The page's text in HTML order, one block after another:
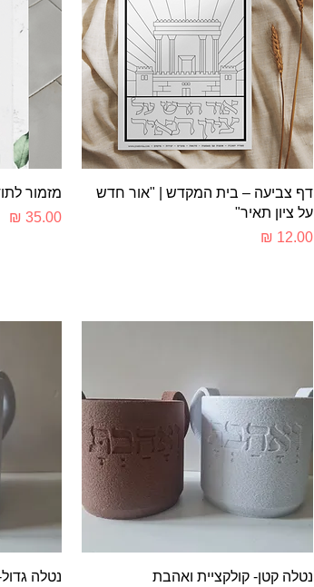
תצוגה מהירה
דף צביעה – בית המקדש | "אור חדש
על ציון תאיר"
מחיר‏12.00 ‏₪
מזמור
מחיר
תצוגה מהירה
נטלה קטן- קולקציית ואהבת
נטלה